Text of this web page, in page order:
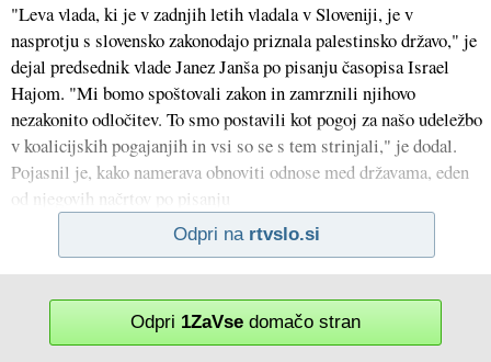
"Leva vlada, ki je v zadnjih letih vladala v Sloveniji, je v
nasprotju s slovensko zakonodajo priznala palestinsko državo," je
dejal predsednik vlade Janez Janša po pisanju časopisa Israel
Hajom. "Mi bomo spoštovali zakon in zamrznili njihovo
nezakonito odločitev. To smo postavili kot pogoj za našo udeležbo
v koalicijskih pogajanjih in vsi so se s tem strinjali," je dodal.
Pojasnil je, kako namerava obnoviti odnose med državama, eden
od njegovih načrtov po pisanju
Odpri na rtvslo.si
Odpri 1ZaVse domačo stran